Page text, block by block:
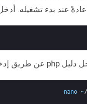
nano ~/